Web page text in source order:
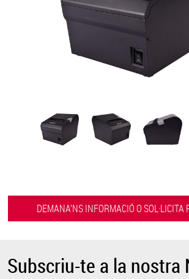
DEMANA’NS INFORMACIÓ O SOL·LICITA
Subscriu-te a la nostra